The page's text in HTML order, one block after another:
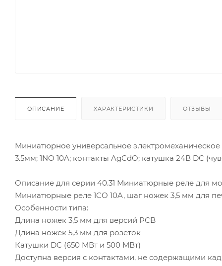
ОПИСАНИЕ ХАРАКТЕРИСТИКИ ОТЗЫВЫ
Миниатюрное универсальное
3.5мм; 1NO 10A; контакты AgCdO; катушка 24В DC
Описание для серии 40.31 Миниатюрные реле для
Миниатюрные реле 1CO 10A, шаг ножек 3,5 мм для
Особенности типа:
Длина ножек 3,5 мм для версий PCB
Длина ножек 5,3 мм для розеток
Катушки DC (650 МВт и 500 МВт)
Доступна версия с контактами, не содержащими